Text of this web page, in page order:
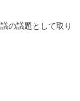
の議題として取り